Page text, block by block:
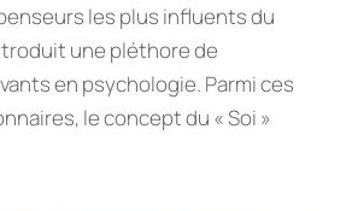
les plus influents du
une pléthore de
en psychologie. Parmi ces
le concept du « Soi »